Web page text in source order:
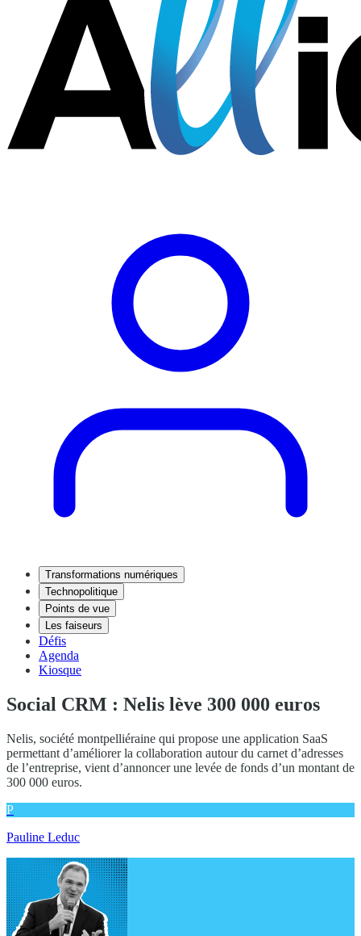
Transformations numériques
Technopolitique
Points de vue
Les faiseurs
Défis
Agenda
Kiosque
Social CRM : Nelis lève 300 000 euros
Nelis, société montpelliéraine qui propose une application SaaS
permettant d’améliorer la collaboration autour du carnet d’adresses
de l’entreprise, vient d’annoncer une levée de fonds d’un montant de
300 000 euros.
P
Pauline Leduc